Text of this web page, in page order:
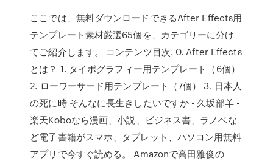
ここでは、無料ダウンロードできるAfter Effects用
テンプレート素材厳選65個を、カテゴリーに分け
てご紹介します。 コンテンツ目次. 0. After Effects
とは？ 1. タイポグラフィー用テンプレート（6個）
2. ローワーサード用テンプレート（7個） 3. 日本人
の死に時 そんなに長生きしたいですか - 久坂部羊 -
楽天Koboなら漫画、小説、ビジネス書、ラノベな
ど電子書籍がスマホ、タブレット、パソコン用無料
アプリで今すぐ読める。 Amazonで高田雅俊の